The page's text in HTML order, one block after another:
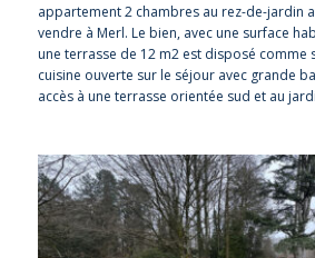
appartement 2 chambres au rez-de-jardin
vendre à Merl. Le bien, avec une surface
une terrasse de 12 m2 est disposé comme
cuisine ouverte sur le séjour avec grande
accès à une terrasse orientée sud et au